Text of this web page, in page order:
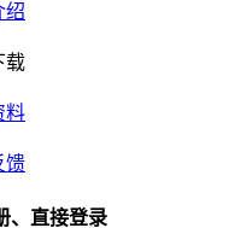
绍
载
料
馈
、直接登录